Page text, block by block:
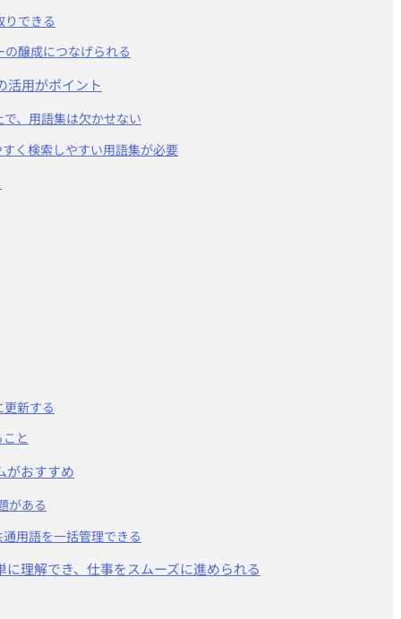
りできる
醸成につなげられる
活用がポイント
、用語集は欠かせない
く検索しやすい用語集が必要
新する
と
がおすすめ
がある
用語を一括管理できる
理解でき、仕事をスムーズに進められる